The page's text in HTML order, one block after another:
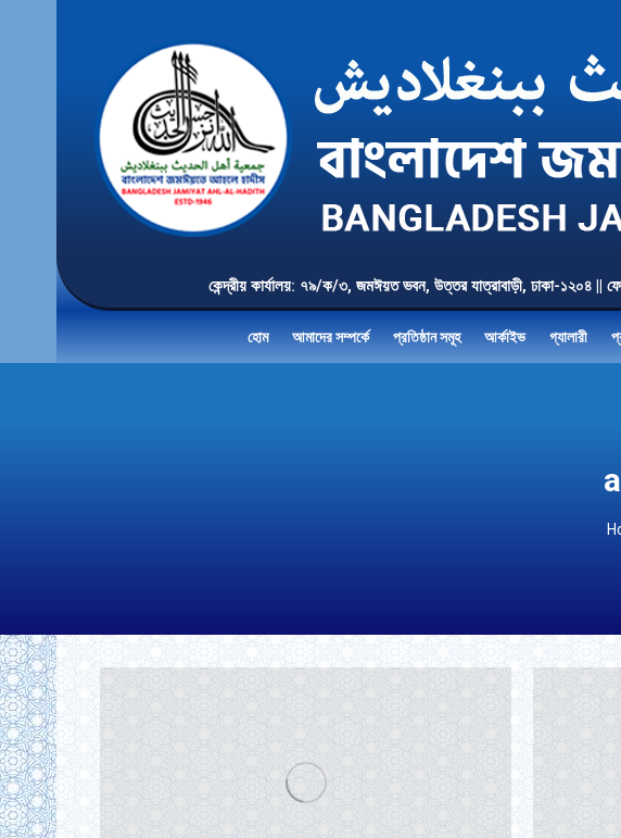
কেন্দ্রীয় কার্যালয়: ৭৯/ক/৩, জমঈয়ত ভবন, উত্তর যাত্রাবাড়ী,
হোম আমাদের সম্পর্কে প্রতিষ্ঠান সমূহ আর্কাইভ গ্যালারী